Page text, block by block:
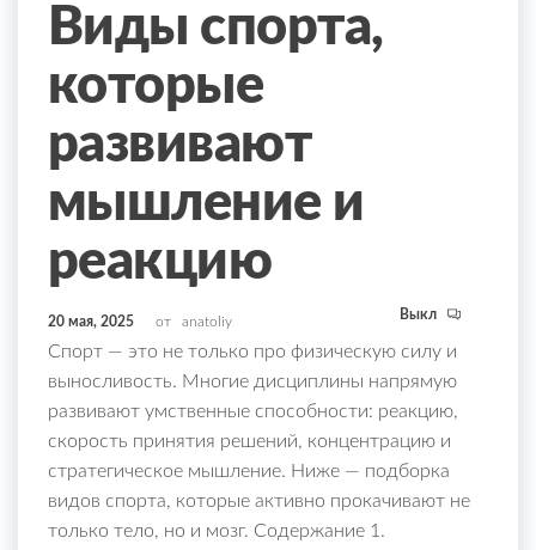
Виды спорта,
которые
развивают
мышление и
реакцию
20 мая, 2025 от anatoliy Выкл
Спорт — это не только про физическую силу и
выносливость. Многие дисциплины напрямую
развивают умственные способности: реакцию,
скорость принятия решений, концентрацию и
стратегическое мышление. Ниже — подборка
видов спорта, которые активно прокачивают не
только тело, но и мозг. Содержание 1.